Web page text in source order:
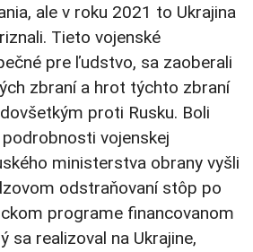
ale v roku 2021 to Ukrajina
Tieto vojenské
pre ľudstvo, sa zaoberali
zbraní a hrot týchto zbraní
proti Rusku. Boli
vojenskej
ministerstva obrany vyšli
odstraňovaní stôp po
programe financovanom
sa realizoval na Ukrajine,